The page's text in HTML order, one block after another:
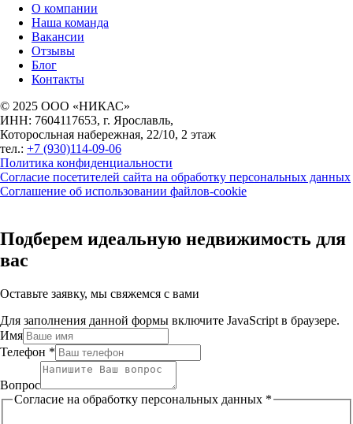
О компании
Наша команда
Вакансии
Отзывы
Блог
Контакты
© 2025 ООО «НИКАС»
ИНН: 7604117653, г. Ярославль,
Которосльная набережная, 22/10, 2 этаж
тел.: +7 (930)114-09-06
Политика конфиденциальности
Согласие посетителей сайта на обработку персональных данных
Соглашение об использовании файлов-cookie
Подберем идеальную недвижимость для
вас
Оставьте заявку, мы свяжемся с вами
Для заполнения данной формы включите JavaScript в браузере.
Имя
Телефон *
Вопрос
Согласие на обработку персональных данных *